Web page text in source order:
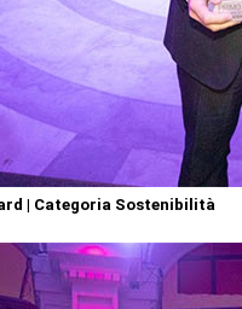
| Categoria Sostenibilità